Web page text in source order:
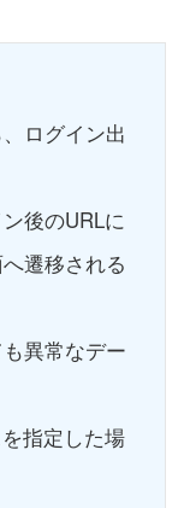
ログイン出
後のURLに
遷移される
異常なデー
指定した場